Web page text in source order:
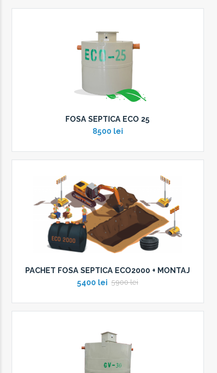
FOSA SEPTICA ECO 25
8500 lei
PACHET FOSA SEPTICA ECO2000 + MONTAJ
5900 lei
5400 lei